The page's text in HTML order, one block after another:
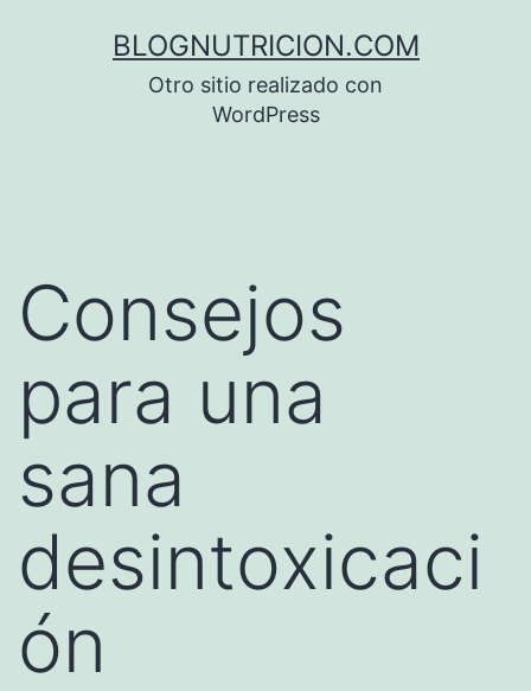
BLOGNUTRICION.COM
Otro sitio realizado con
WordPress
Consejos
para una
sana
desintoxicaci
ón